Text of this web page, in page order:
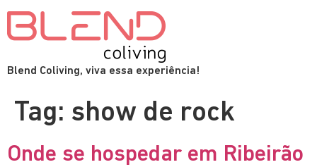
Blend Coliving, viva essa experiência!
Tag: show de rock
Onde se hospedar em Ribeirão